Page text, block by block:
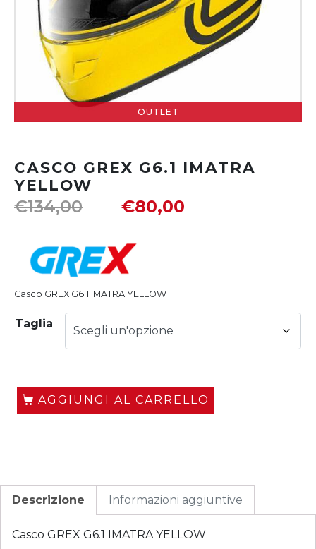
OUTLET
CASCO GREX G6.1 IMATRA
YELLOW
€134,00 €80,00
Casco GREX G6.1 IMATRA YELLOW
Taglia
AGGIUNGI AL CARRELLO
Descrizione Informazioni aggiuntive
Casco GREX G6.1 IMATRA YELLOW